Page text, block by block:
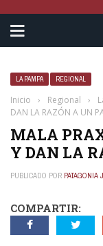
LA PAMPA REGIONAL
Inicio › Regional ›
DAN LA RAZÓN A UN
MALA
Y DAN LA
PUBLICADO POR PATAGONIA
COMPARTIR: